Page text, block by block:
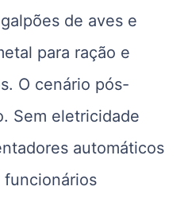
de aves e
para ração e
O cenário pós-
Sem eletricidade
automáticos
funcionários